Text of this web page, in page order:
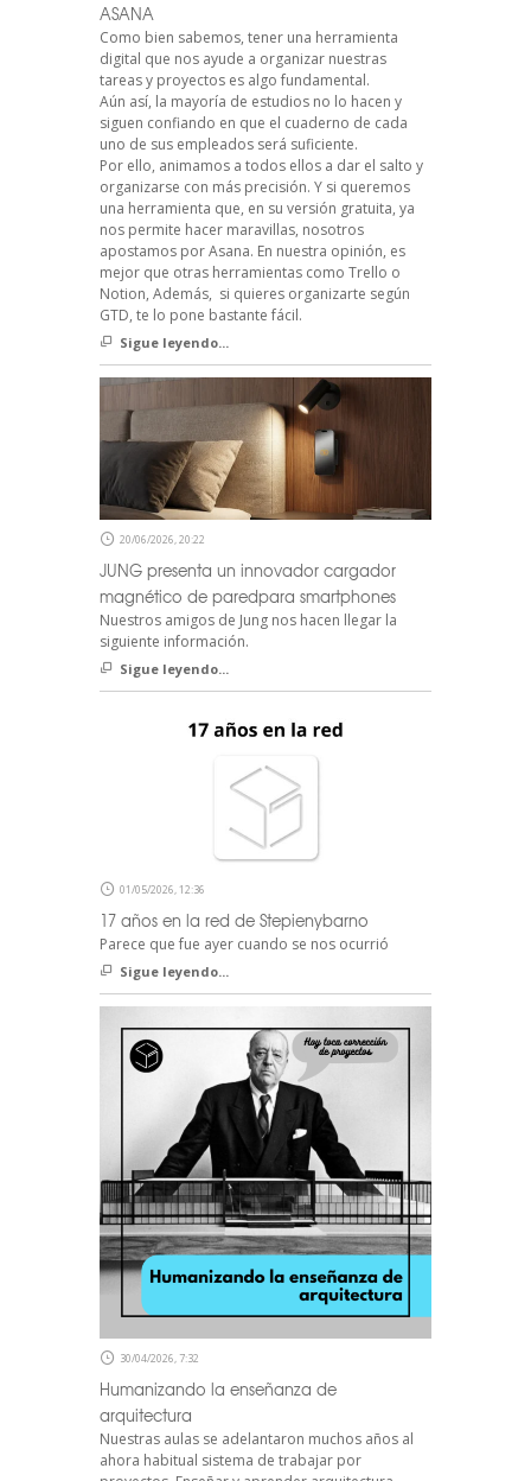
ASANA
Como bien sabemos, tener una herramienta
digital que nos ayude a organizar nuestras
tareas y proyectos es algo fundamental.
Aún así, la mayoría de estudios no lo hacen y
siguen confiando en que el cuaderno de cada
uno de sus empleados será suficiente.
Por ello, animamos a todos ellos a dar el salto y
organizarse con más precisión. Y si queremos
una herramienta que, en su versión gratuita, ya
nos permite hacer maravillas, nosotros
apostamos por Asana. En nuestra opinión, es
mejor que otras herramientas como Trello o
Notion, Además, si quieres organizarte según
GTD, te lo pone bastante fácil.
Sigue leyendo...
20/06/2026, 20:22
JUNG presenta un innovador cargador
magnético de paredpara smartphones
Nuestros amigos de Jung nos hacen llegar la
siguiente información.
Sigue leyendo...
01/05/2026, 12:36
17 años en la red de Stepienybarno
Parece que fue ayer cuando se nos ocurrió
Sigue leyendo...
30/04/2026, 7:32
Humanizando la enseñanza de
arquitectura
Nuestras aulas se adelantaron muchos años al
ahora habitual sistema de trabajar por